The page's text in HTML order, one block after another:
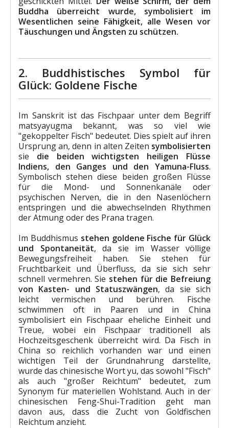
Buddha überreicht wurde, symbolisiert im
Wesentlichen seine Fähigkeit, alle Wesen vor
Täuschungen und Ängsten zu schützen.
2. Buddhistisches Symbol für
Glück: Goldene Fische
Im Sanskrit ist das Fischpaar unter dem Begriff
matsyayugma bekannt, was so viel wie
"gekoppelter Fisch" bedeutet. Dies spielt auf ihren
Ursprung an, denn in alten Zeiten symbolisierten
sie die beiden wichtigsten heiligen Flüsse
Indiens, den Ganges und den Yamuna-Fluss.
Symbolisch stehen diese beiden großen Flüsse
für die Mond- und Sonnenkanäle oder
psychischen Nerven, die in den Nasenlöchern
entspringen und die abwechselnden Rhythmen
der Atmung oder des Prana tragen.
Im Buddhismus stehen goldene Fische für Glück
und Spontaneität, da sie im Wasser völlige
Bewegungsfreiheit haben. Sie stehen für
Fruchtbarkeit und Überfluss, da sie sich sehr
schnell vermehren. Sie stehen für die Befreiung
von Kasten- und Statuszwängen, da sie sich
leicht vermischen und berühren. Fische
schwimmen oft in Paaren und in China
symbolisiert ein Fischpaar eheliche Einheit und
Treue, wobei ein Fischpaar traditionell als
Hochzeitsgeschenk überreicht wird. Da Fisch in
China so reichlich vorhanden war und einen
wichtigen Teil der Grundnahrung darstellte,
wurde das chinesische Wort yu, das sowohl "Fisch"
als auch "großer Reichtum" bedeutet, zum
Synonym für materiellen Wohlstand. Auch in der
chinesischen Feng-Shui-Tradition geht man
davon aus, dass die Zucht von Goldfischen
Reichtum anzieht.